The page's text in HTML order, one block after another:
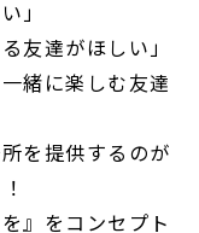
」
友達がほしい」
緒に楽しむ友達
を提供するのが
』をコンセプト